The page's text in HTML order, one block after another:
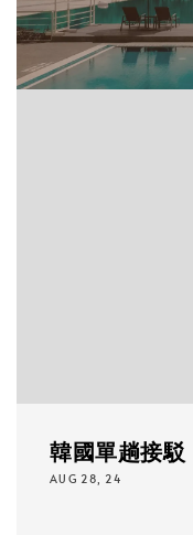
韓國單趟接駁
AUG 28, 24